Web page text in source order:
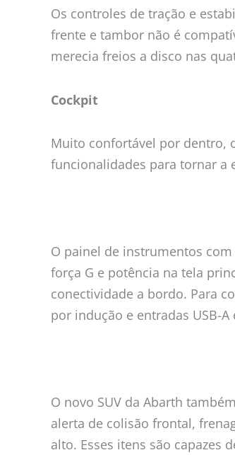
Os controles de tração e
frente e tambor não é
merecia freios a disco nas
Cockpit
Muito confortável por dentro,
funcionalidades para tornar a
O painel de instrumentos
força G e potência na tela
conectividade a bordo. Para
por indução e entradas USB-A
O novo SUV da Abarth
alerta de colisão frontal,
alto. Esses itens são capazes